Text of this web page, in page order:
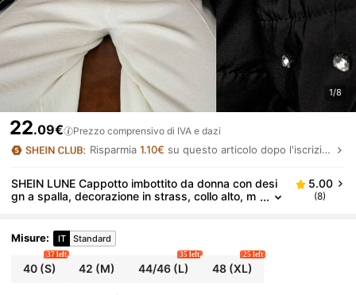
1/8
22.09€ Prezzo comprensivo di IVA e dazi
Risparmia1.10€ su questo articolo dopo l'iscrizione.
SHEIN LUNE Cappotto imbottito da donna con desi
gn a spalla, decorazione in strass, collo alto, m
5.00
(8)
Misure: IT Standard
40(S)
37 left
42 (M) 44/46(L)
35 left
48(XL)
25 left